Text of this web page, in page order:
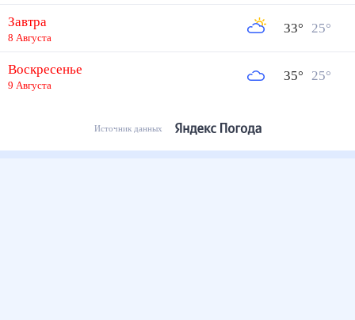
Завтра
8 Августа
33° 25°
Воскресенье
9 Августа
35° 25°
Источник данных